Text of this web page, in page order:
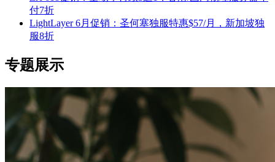
付7折
LightLayer 6月促销：圣何塞独服特惠$57/月，新加坡独
服8折
专题展示